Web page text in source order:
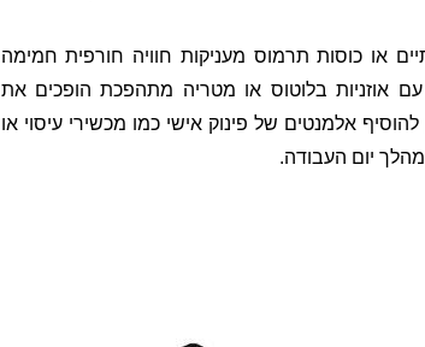
או כוסות תרמוס מעניקות חוויה חורפית חמימה
אוזניות בלוטוס או מטריה מתהפכת הופכים את
אלמנטים של פינוק אישי כמו מכשירי עיסוי או
יום העבודה.